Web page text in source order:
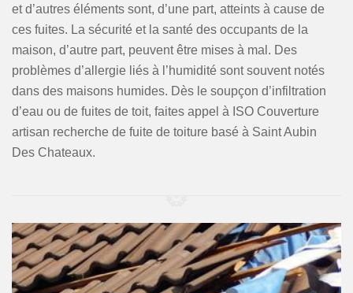
et d’autres éléments sont, d’une part, atteints à cause de
ces fuites. La sécurité et la santé des occupants de la
maison, d’autre part, peuvent être mises à mal. Des
problèmes d’allergie liés à l’humidité sont souvent notés
dans des maisons humides. Dès le soupçon d’infiltration
d’eau ou de fuites de toit, faites appel à ISO Couverture
artisan recherche de fuite de toiture basé à Saint Aubin
Des Chateaux.